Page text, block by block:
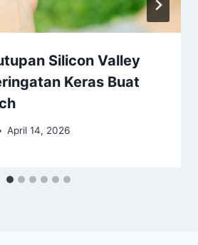
Silicon Valley
Keras Buat
April 14, 2026